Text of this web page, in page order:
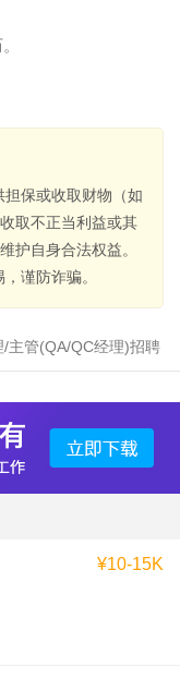
保或收取财物（如
取不正当利益或其
护自身合法权益。
谨防诈骗。
主管(QA/QC经理)招聘
¥10-15K